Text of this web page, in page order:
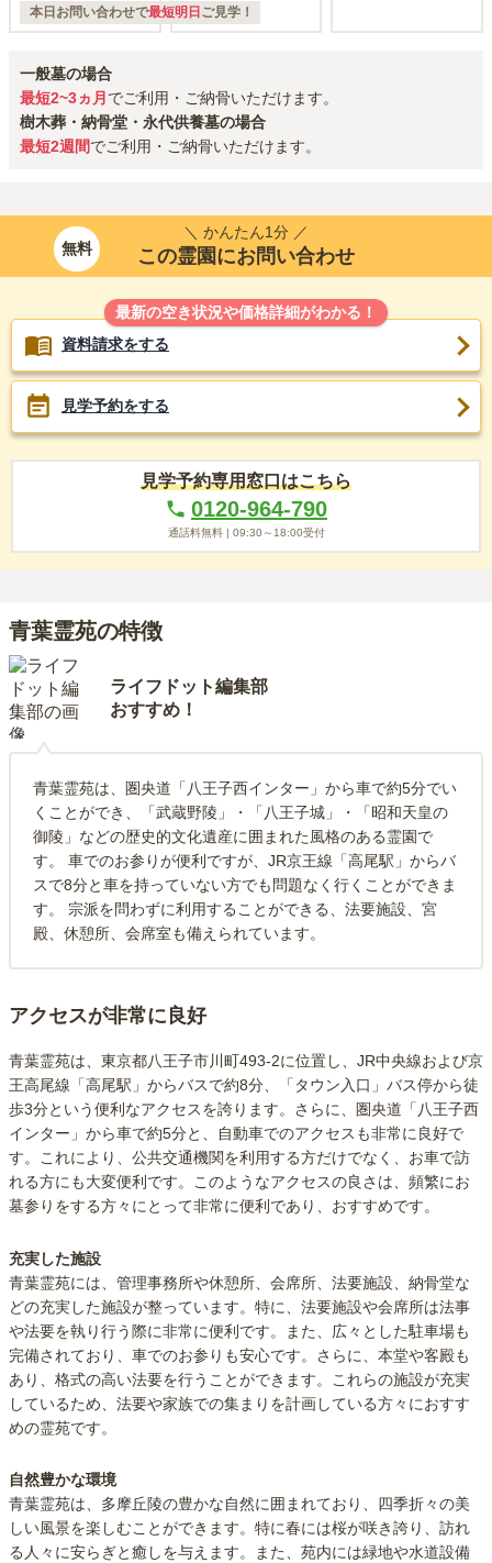
本日お問い合わせで最短明日 ご見学！
一般墓の場合
最短2~3ヵ月 でご利用・ご納骨いただけます。
樹木葬・納骨堂・永代供養墓の場合
最短2週間でご利用・ご納骨いただけます。
無料
＼ かんたん1分 ／
この霊園にお問い合わせ
最新の空き状況や価格詳細がわかる！
資料請求をする
見学予約をする
見学予約専用窓口はこちら
0120-964-790
通話料無料 | 09:30～18:00受付
青葉霊苑の特徴
ライフドット編集部
おすすめ！
青葉霊苑は、圏央道「八王子西インター」から車で約5分でい
くことができ、「武蔵野陵」・「八王子城」・「昭和天皇の
御陵」などの歴史的文化遺産に囲まれた風格のある霊園で
す。 車でのお参りが便利ですが、JR京王線「高尾駅」からバ
スで8分と車を持っていない方でも問題なく行くことができま
す。 宗派を問わずに利用することができる、法要施設、宮
殿、休憩所、会席室も備えられています。
アクセスが非常に良好
青葉霊苑は、東京都八王子市川町493-2に位置し、JR中央線および京
王高尾線「高尾駅」からバスで約8分、「タウン入口」バス停から徒
歩3分という便利なアクセスを誇ります。さらに、圏央道「八王子西
インター」から車で約5分と、自動車でのアクセスも非常に良好で
す。これにより、公共交通機関を利用する方だけでなく、お車で訪
れる方にも大変便利です。このようなアクセスの良さは、頻繁にお
墓参りをする方々にとって非常に便利であり、おすすめです。
充実した施設
青葉霊苑には、管理事務所や休憩所、会席所、法要施設、納骨堂な
どの充実した施設が整っています。特に、法要施設や会席所は法事
や法要を執り行う際に非常に便利です。また、広々とした駐車場も
完備されており、車でのお参りも安心です。さらに、本堂や客殿も
あり、格式の高い法要を行うことができます。これらの施設が充実
しているため、法要や家族での集まりを計画している方々におすす
めの霊苑です。
自然豊かな環境
青葉霊苑は、多摩丘陵の豊かな自然に囲まれており、四季折々の美
しい風景を楽しむことができます。特に春には桜が咲き誇り、訪れ
る人々に安らぎと癒しを与えます。また、苑内には緑地や水道設備